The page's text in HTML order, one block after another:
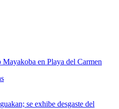
en Playa del Carmen
se exhibe desgaste del